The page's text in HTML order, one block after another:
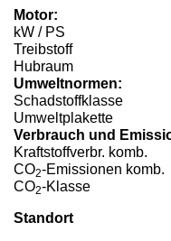
Motor:
kW / PS
Treibstoff
Hubraum
Umweltnormen:
Schadstoffklasse
Umweltplakette
Verbrauch und
Kraftstoffverbr. komb.
CO2-Emissionen komb.
CO2-Klasse
Standort